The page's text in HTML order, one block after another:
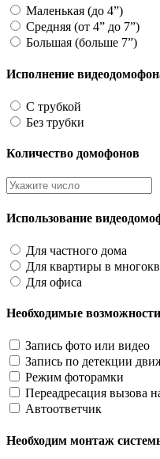
Маленькая (до 4”)
Средняя (от 4” до 7”)
Большая (больше 7”)
Исполнение
С трубкой
Без трубки
Количество домофонов
Использование
Для частного дома
Для квартиры в
Для офиса
Необходимые возможности
Запись фото или видео
Запись по детекции
Режим фоторамки
Переадресация вызова
Автоответчик
Необходим монтаж